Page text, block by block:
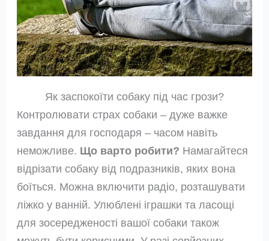
Як заспокоїти собаку під час грози?
Контролювати страх собаки – дуже важке
завдання для господаря – часом навіть
неможливе. Що варто робити? Намагайтеся
відрізати собаку від подразників, яких вона
боїться. Можна включити радіо, розташувати
ліжко у ванній. Улюблені іграшки та ласощі
для зосередженості вашої собаки також